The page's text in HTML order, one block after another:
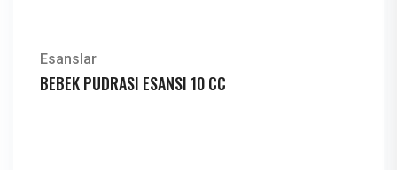
Esanslar
BEBEK PUDRASI ESANSI 10 CC